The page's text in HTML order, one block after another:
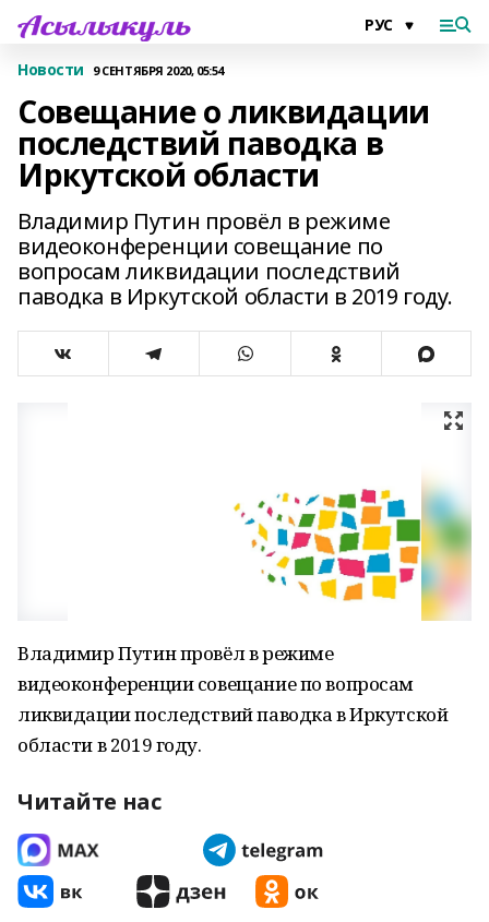
Новости 9 СЕНТЯБРЯ 2020, 05:54
Совещание о ликвидации
последствий паводка в
Иркутской области
Владимир Путин провёл в режиме
видеоконференции совещание по
вопросам ликвидации последствий
паводка в Иркутской области в 2019 году.
Владимир Путин провёл в режиме
видеоконференции совещание по вопросам
ликвидации последствий паводка в Иркутской
области в 2019 году.
Читайте нас